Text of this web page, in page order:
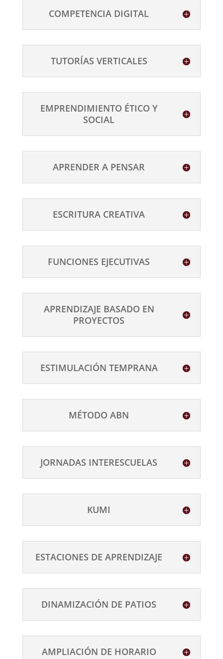
COMPETENCIA DIGITAL
TUTORÍAS VERTICALES
EMPRENDIMIENTO ÉTICO Y
SOCIAL
APRENDER A PENSAR
ESCRITURA CREATIVA
FUNCIONES EJECUTIVAS
APRENDIZAJE BASADO EN
PROYECTOS
ESTIMULACIÓN TEMPRANA
MÉTODO ABN
JORNADAS INTERESCUELAS
KUMI
ESTACIONES DE APRENDIZAJE
DINAMIZACIÓN DE PATIOS
AMPLIACIÓN DE HORARIO